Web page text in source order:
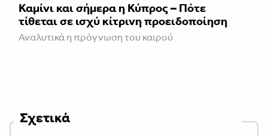
Καμίνι και σήμερα η Κύπρος – Πότε
τίθεται σε ισχύ κίτρινη προειδοποίηση
Αναλυτικά η πρόγνωση του καιρού
Σχετικά